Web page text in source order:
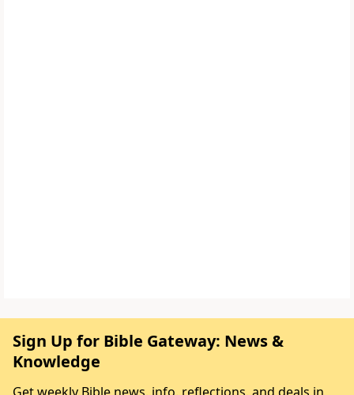
Sign Up for Bible Gateway: News &
Knowledge